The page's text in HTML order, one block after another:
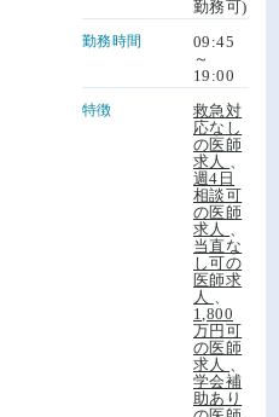
勤務可)
勤務時間
09:45
～
19:00
特徴
救急対
応なし
の医師
求人
週4日
相談可
の医師
求人
当直な
し可の
医師求
人
1,800
万円可
の医師
求人
学会補
助あり